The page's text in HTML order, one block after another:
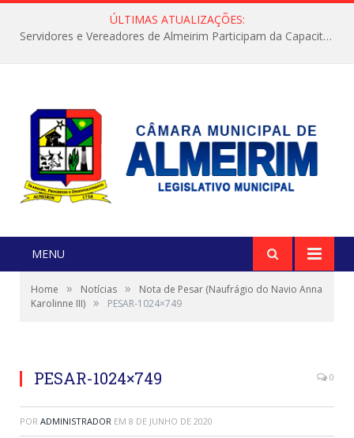
ÚLTIMAS ATUALIZAÇÕES:
Servidores e Vereadores de Almeirim Participam da Capacitação “Orientar é a Nossa Missão”
MENU
Home » Notícias »
Nota de Pesar (Naufrágio do Navio Anna
Karolinne III) » PESAR-1024×749
PESAR-1024×749 0
POR ADMINISTRADOR EM 8 DE JUNHO DE 2020